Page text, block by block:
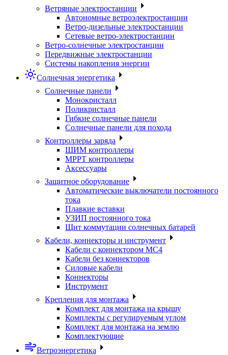
Ветряные электростанции
Автономные ветроэлектростанции
Ветро-дизельные электростанции
Сетевые ветро-электростанции
Ветро-солнечные электростанции
Передвижные электростанции
Системы накопления энергии
Солнечная энергетика
Солнечные панели
Монокристалл
Поликристалл
Гибкие солнечные панели
Солнечные панели для похода
Контроллеры заряда
ШИМ контроллеры
МРРТ контроллеры
Аксессуары
Защитное оборудование
Автоматические выключатели постоянного
тока
Плавкие вставки
УЗИП постоянного тока
Щит коммутации солнечных батарей
Кабели, коннекторы и инструмент
Кабели с коннектором МС4
Кабели без коннекторов
Силовые кабели
Коннекторы
Инструмент
Крепления для монтажа
Комплект для монтажа на крышу
Комплекты с регулируемым углом
Комплект для монтажа на землю
Комплектующие
Ветроэнергетика